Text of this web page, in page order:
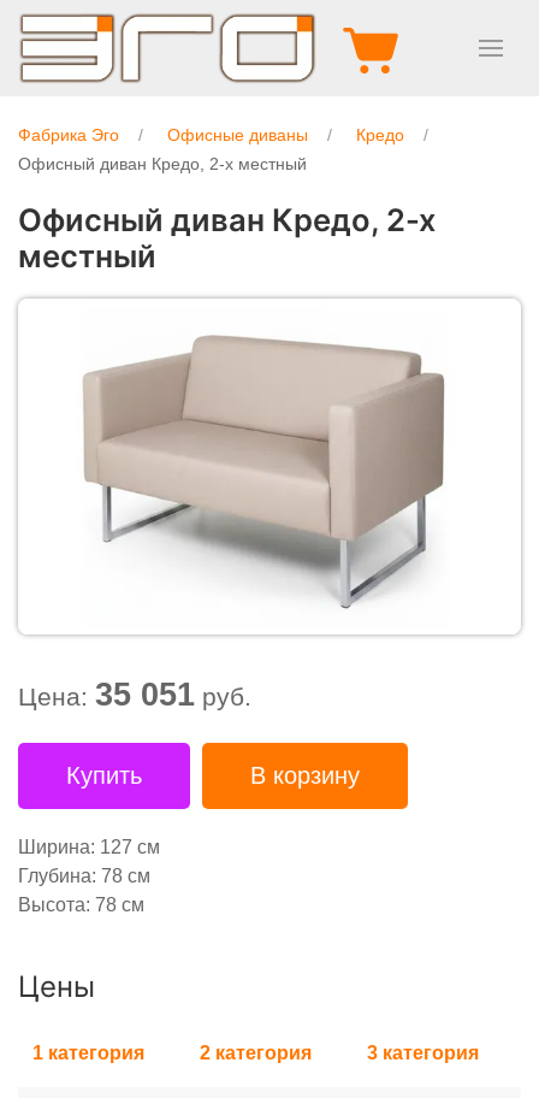
Фабрика Эго Офисные диваны
Кредо
Офисный диван Кредо, 2-х местный
Офисный диван Кредо, 2-х
местный
Цена: 35 051 руб.
Купить В корзину
Ширина: 127 см
Глубина: 78 см
Высота: 78 см
Цены
1 категория 2 категория 3 категория